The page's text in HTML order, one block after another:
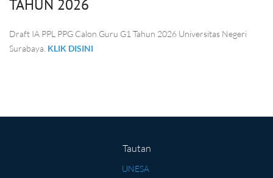
TAHUN 2026
Draft IA PPL PPG Calon Guru G1 Tahun 2026 Universitas Negeri
Surabaya. KLIK DISINI
Tautan
UNESA